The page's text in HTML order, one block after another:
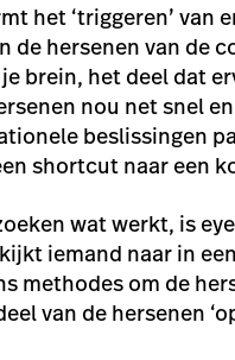
het ‘triggeren’ van
de hersenen van de
brein, het deel dat
nou net snel
beslissingen
shortcut naar een
wat werkt, is
iemand naar in
methodes om de
van de hersenen